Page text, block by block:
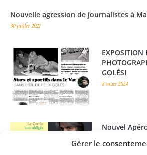
Gérer le
Nouvelle agression de journalistes à
30 juillet 2021
EXPOSITION
GOLÉSI
8 mars 2024
Nouvel
26 mars 2025